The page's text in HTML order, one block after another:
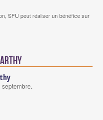
SFU peut réaliser un bénéfice sur